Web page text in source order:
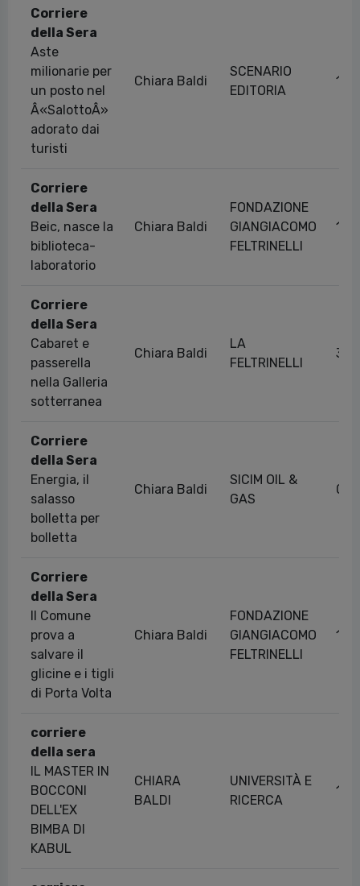
Corriere
della Sera
Aste
milionarie per
un posto nel
Â«SalottoÂ»
adorato dai
turisti
Chiara Baldi
SCENARIO
EDITORIA
13/
Corriere
della Sera
Beic, nasce la
biblioteca-
laboratorio
Chiara Baldi
FONDAZIONE
GIANGIACOMO
FELTRINELLI
12/
Corriere
della Sera
Cabaret e
passerella
nella Galleria
sotterranea
Chiara Baldi
LA
FELTRINELLI
31/
Corriere
della Sera
Energia, il
salasso
bolletta per
bolletta
Chiara Baldi
SICIM OIL &
GAS
Corriere
della Sera
Il Comune
prova a
salvare il
glicine e i tigli
di Porta Volta
Chiara Baldi
FONDAZIONE
GIANGIACOMO
FELTRINELLI
14/
corriere
della sera
IL MASTER IN
BOCCONI
DELL'EX
BIMBA DI
KABUL
CHIARA
BALDI
UNIVERSITÀ E
RICERCA
15/